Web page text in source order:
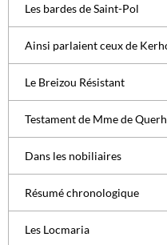
Les bardes de Saint-Pol
Ainsi parlaient ceux de
Le Breizou Résistant
Testament de Mme de
Dans les nobiliaires
Résumé chronologique
Les Locmaria